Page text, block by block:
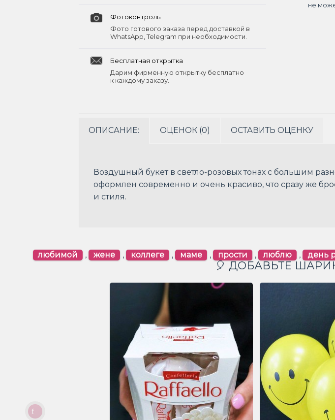
Фотоконтроль
Фото готового заказа перед доставкой в
WhatsApp, Telegram при необходимости.
Бесплатная открытка
Дарим фирменную открытку бесплатно
к каждому заказу.
не
ОПИСАНИЕ: ОЦЕНОК (0) ОСТАВИТЬ ОЦЕНКУ
Воздушный букет в светло-розовых тонах с большим
оформлен современно и очень красиво, что сразу же
и стиля.
любимой , жене , коллеге , маме , прости , люблю , день
🎈 ДОБАВЬТЕ